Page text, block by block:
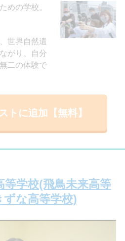
めの学校。
世界自然遺
がり、自分
二の体験で
トに追加【無料】
等学校(飛鳥未来高等
ずな高等学校)